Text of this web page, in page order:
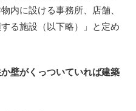
内に設ける事務所、店舗、
る施設（以下略）」と定め
壁がくっついていれば建築